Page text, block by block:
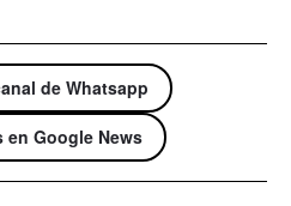
de Whatsapp
en Google News